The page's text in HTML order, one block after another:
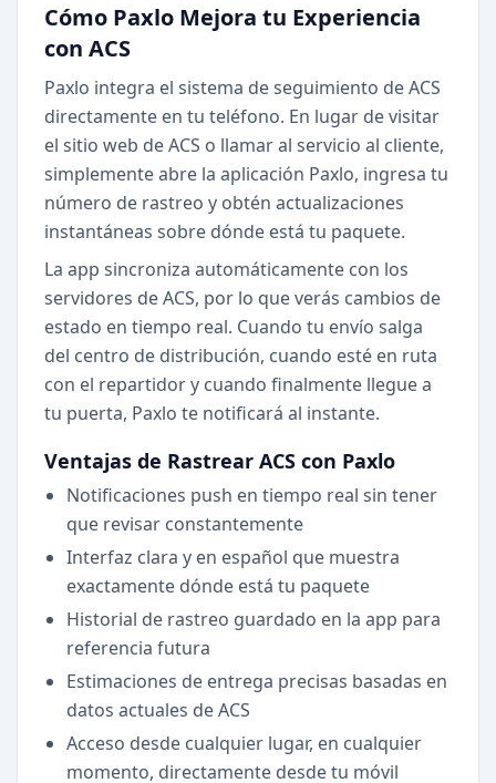
Cómo Paxlo Mejora tu Experiencia
con ACS
Paxlo integra el sistema de seguimiento de ACS
directamente en tu teléfono. En lugar de visitar
el sitio web de ACS o llamar al servicio al cliente,
simplemente abre la aplicación Paxlo, ingresa tu
número de rastreo y obtén actualizaciones
instantáneas sobre dónde está tu paquete.
La app sincroniza automáticamente con los
servidores de ACS, por lo que verás cambios de
estado en tiempo real. Cuando tu envío salga
del centro de distribución, cuando esté en ruta
con el repartidor y cuando finalmente llegue a
tu puerta, Paxlo te notificará al instante.
Ventajas de Rastrear ACS con Paxlo
Notificaciones push en tiempo real sin tener
que revisar constantemente
Interfaz clara y en español que muestra
exactamente dónde está tu paquete
Historial de rastreo guardado en la app para
referencia futura
Estimaciones de entrega precisas basadas en
datos actuales de ACS
Acceso desde cualquier lugar, en cualquier
momento, directamente desde tu móvil